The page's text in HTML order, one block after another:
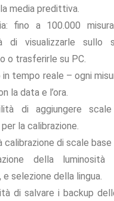
media predittiva.
fino a 100.000
di visualizzarle sullo
o trasferirle su PC.
in tempo reale – ogni
la data e l’ora.
di aggiungere
la calibrazione.
calibrazione di scale
della luminosità
e selezione della lingua.
di salvare i backup